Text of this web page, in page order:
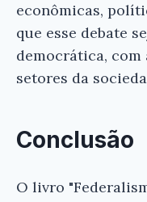
econômicas,
que esse debate
democrática,
setores da
Conclusão
O livro